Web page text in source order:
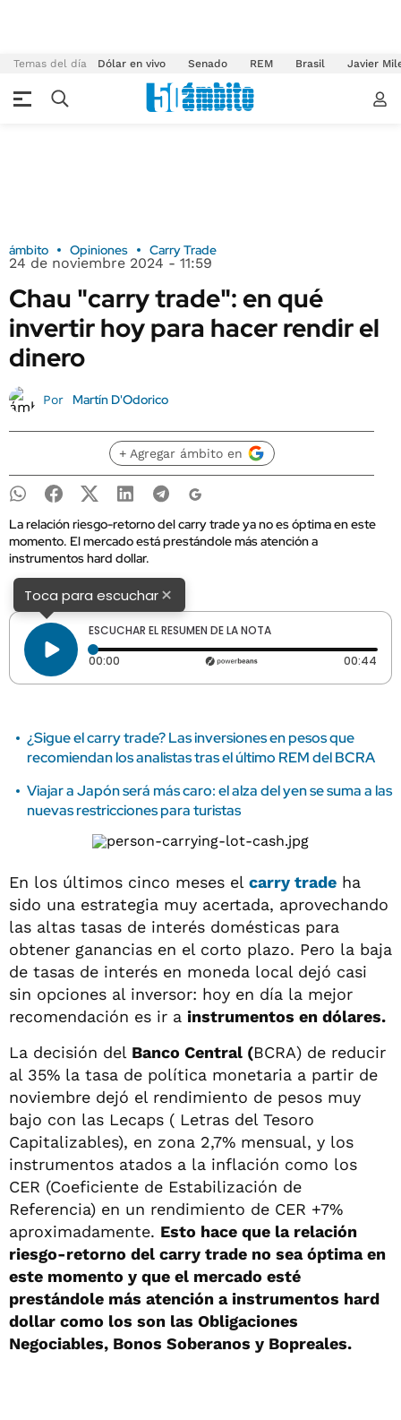
Temas del día Dólar en vivo Senado REM Brasil Javier
ámbito Opiniones Carry Trade
24 de noviembre 2024 - 11:59
Chau "carry trade": en qué
invertir hoy para hacer rendir el
dinero
Por Martín D'Odorico
+ Agregar ámbito en
La relación riesgo-retorno del carry trade ya no es óptima en este
momento. El mercado está prestándole más atención a
instrumentos hard dollar.
Toca para escuchar×
ESCUCHAR EL RESUMEN DE LA NOTA
00:00 Tiempo transcurrido: 0 segundos 00:44
¿Sigue el carry trade? Las inversiones en pesos que
recomiendan los analistas tras el último REM del BCRA
Viajar a Japón será más caro: el alza del yen se suma a las
nuevas restricciones para turistas
En los últimos cinco meses el carry trade ha
sido una estrategia muy acertada, aprovechando
las altas tasas de interés domésticas para
obtener ganancias en el corto plazo. Pero la baja
de tasas de interés en moneda local dejó casi
sin opciones al inversor: hoy en día la mejor
recomendación es ir a instrumentos en dólares.
La decisión del Banco Central (BCRA) de reducir
al 35% la tasa de política monetaria a partir de
noviembre dejó el rendimiento de pesos muy
bajo con las Lecaps ( Letras del Tesoro
Capitalizables), en zona 2,7% mensual, y los
instrumentos atados a la inflación como los
CER (Coeficiente de Estabilización de
Referencia) en un rendimiento de CER +7%
aproximadamente. Esto hace que la relación
riesgo-retorno del carry trade no sea óptima en
este momento y que el mercado esté
prestándole más atención a instrumentos hard
dollar como los son las Obligaciones
Negociables, Bonos Soberanos y Bopreales.